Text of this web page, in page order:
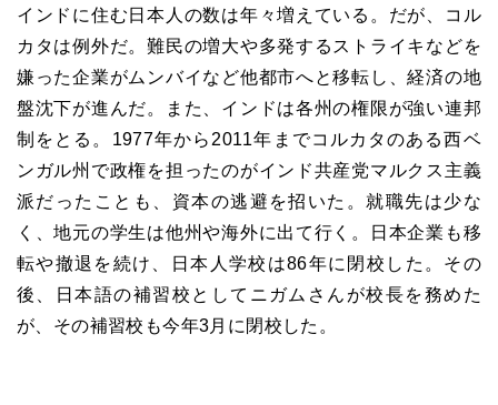
インドに住む日本人の数は年々増えている。だが、コル
カタは例外だ。難民の増大や多発するストライキなどを
嫌った企業がムンバイなど他都市へと移転し、経済の地
盤沈下が進んだ。また、インドは各州の権限が強い連邦
制をとる。1977年から2011年までコルカタのある西ベ
ンガル州で政権を担ったのがインド共産党マルクス主義
派だったことも、資本の逃避を招いた。就職先は少な
く、地元の学生は他州や海外に出て行く。日本企業も移
転や撤退を続け、日本人学校は86年に閉校した。その
後、日本語の補習校としてニガムさんが校長を務めた
が、その補習校も今年3月に閉校した。